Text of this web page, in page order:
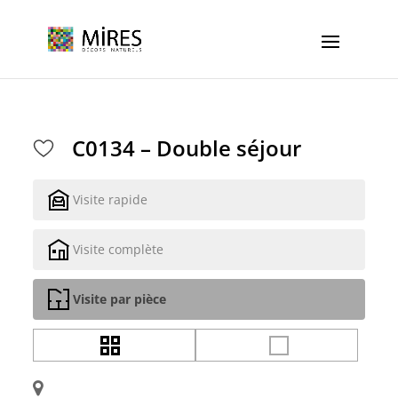
C0134 – Double séjour
Visite rapide
Visite complète
Visite par pièce